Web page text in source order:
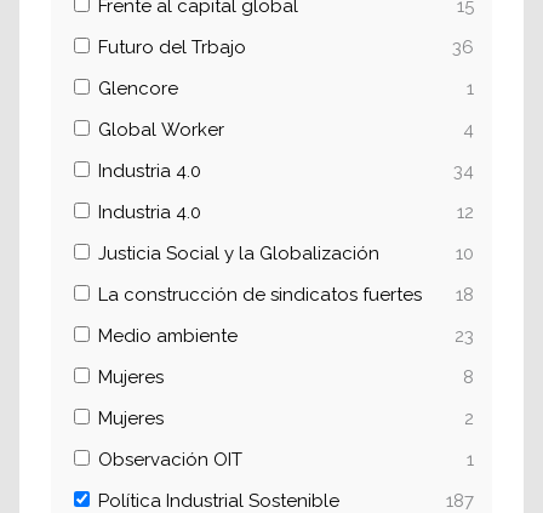
Frente al capital global
15
Futuro del Trbajo
36
Glencore
1
Global Worker
4
Industria 4.0
34
Industria 4.0
12
Justicia Social y la Globalización
10
La construcción de sindicatos fuertes
18
Medio ambiente
23
Mujeres
8
Mujeres
2
Observación OIT
1
Política Industrial Sostenible
187